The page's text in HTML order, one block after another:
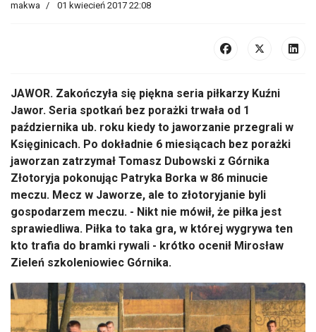
makwa 01 kwiecień 2017 22:08
JAWOR. Zakończyła się piękna seria piłkarzy Kuźni
Jawor. Seria spotkań bez porażki trwała od 1
października ub. roku kiedy to jaworzanie przegrali w
Księginicach. Po dokładnie 6 miesiącach bez porażki
jaworzan zatrzymał Tomasz Dubowski z Górnika
Złotoryja pokonując Patryka Borka w 86 minucie
meczu. Mecz w Jaworze, ale to złotoryjanie byli
gospodarzem meczu. - Nikt nie mówił, że piłka jest
sprawiedliwa. Piłka to taka gra, w której wygrywa ten
kto trafia do bramki rywali - krótko ocenił Mirosław
Zieleń szkoleniowiec Górnika.